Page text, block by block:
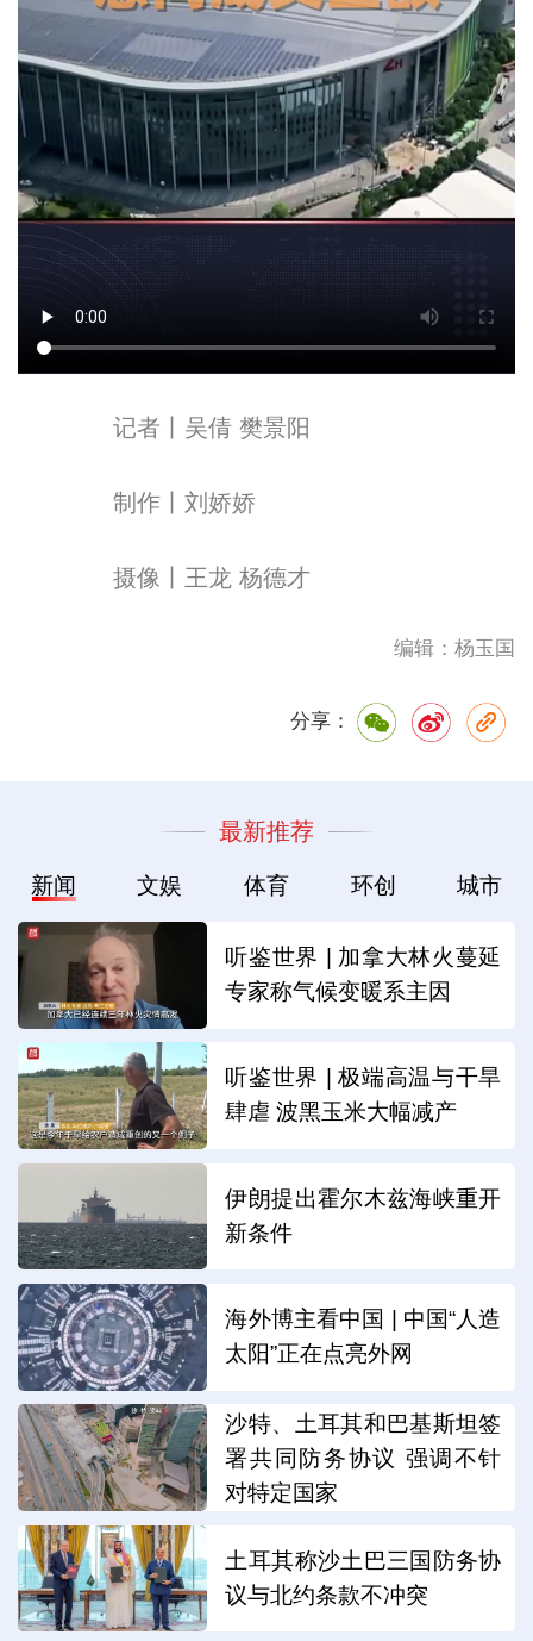
记者丨吴倩 樊景阳
制作丨刘娇娇
摄像丨王龙 杨德才
编辑：杨玉国
分享：
最新推荐
新闻 文娱 体育 环创 城市
听鉴世界 | 加拿大林火蔓延
专家称气候变暖系主因
听鉴世界 | 极端高温与干旱
肆虐 波黑玉米大幅减产
伊朗提出霍尔木兹海峡重开
新条件
海外博主看中国 | 中国“人造
太阳”正在点亮外网
沙特、土耳其和巴基斯坦签
署共同防务协议 强调不针
对特定国家
土耳其称沙土巴三国防务协
议与北约条款不冲突